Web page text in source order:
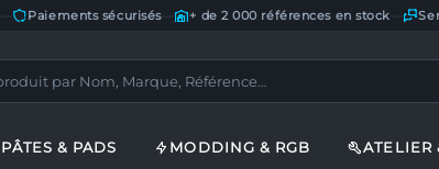
Paiements sécurisés— + de 2 000 références en stock
PÂTES & PADS MODDING & RGB ATELIER